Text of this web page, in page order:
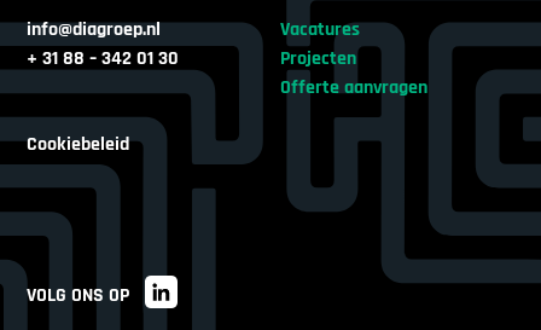
info@diagroep.nl
+ 31 88 – 342 01 30
Vacatures
Projecten
Offerte aanvragen
Cookiebeleid
VOLG ONS OP